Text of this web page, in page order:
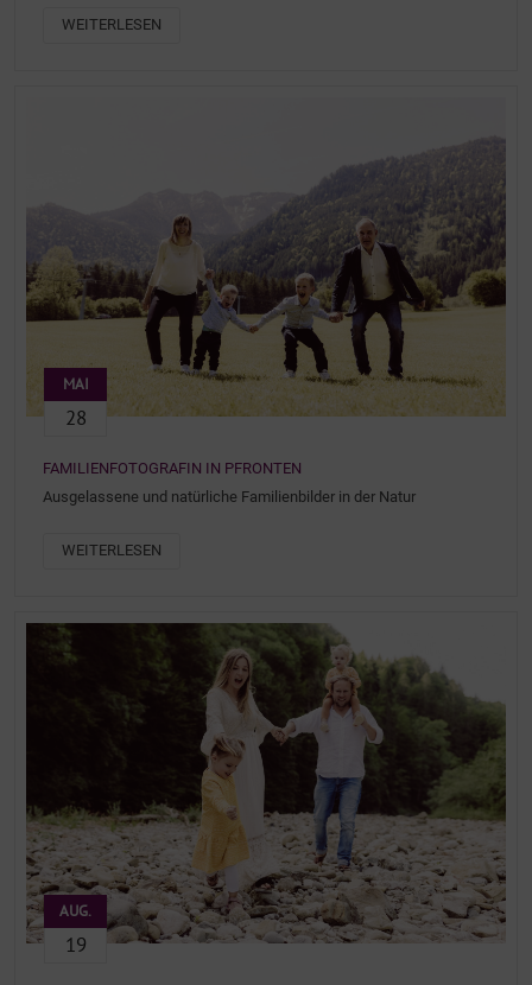
WEITERLESEN
MAI
28
FAMILIENFOTOGRAFIN IN PFRONTEN
Ausgelassene und natürliche Familienbilder in der Natur
WEITERLESEN
AUG.
19